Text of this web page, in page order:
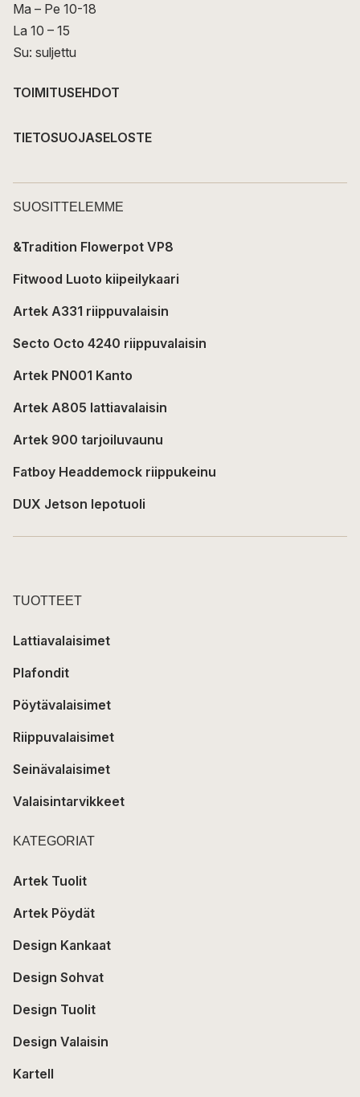
Ma – Pe 10-18
La 10 – 15
Su: suljettu
TOIMITUSEHDOT
TIETOSUOJASELOSTE
SUOSITTELEMME
&Tradition Flowerpot VP8
Fitwood Luoto kiipeilykaari
Artek A331 riippuvalaisin
Secto Octo 4240 riippuvalaisin
Artek PN001 Kanto
Artek A805 lattiavalaisin
Artek 900 tarjoiluvaunu
Fatboy Headdemock riippukeinu
DUX Jetson lepotuoli
TUOTTEET
Lattiavalaisimet
Plafondit
Pöytävalaisimet
Riippuvalaisimet
Seinävalaisimet
Valaisintarvikkeet
KATEGORIAT
Artek Tuolit
Artek Pöydät
Design Kankaat
Design Sohvat
Design Tuolit
Design Valaisin
Kartell